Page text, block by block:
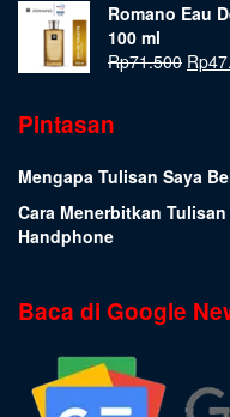
Romano Eau
100 ml
Rp71.500 Rp
Pintasan
Mengapa Tulisan Saya
Cara Menerbitkan
Handphone
Baca di Google